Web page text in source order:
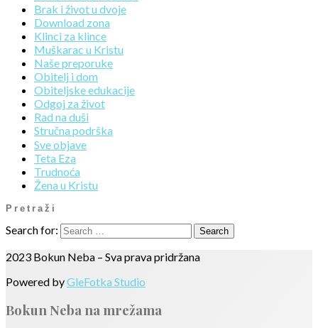
Brak i život u dvoje
Download zona
Klinci za klince
Muškarac u Kristu
Naše preporuke
Obitelj i dom
Obiteljske edukacije
Odgoj za život
Rad na duši
Stručna podrška
Sve objave
Teta Eza
Trudnoća
Žena u Kristu
Pretraži
Search for:
2023 Bokun Neba – Sva prava pridržana
Powered byGleFotka Studio
Bokun Neba na mrežama